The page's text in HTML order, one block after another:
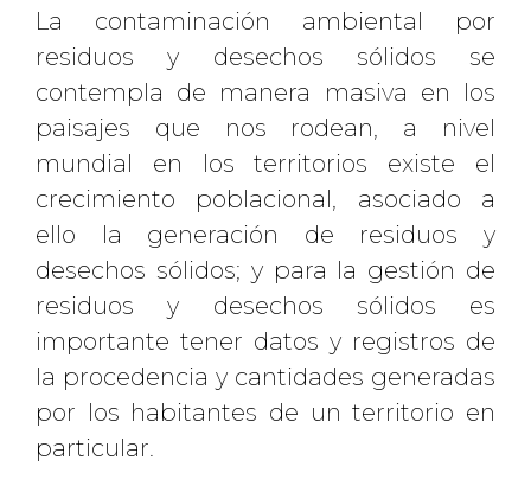
La contaminación ambiental por
residuos y desechos sólidos se
contempla de manera masiva en los
paisajes que nos rodean, a nivel
mundial en los territorios existe el
crecimiento poblacional, asociado a
ello la generación de residuos y
desechos sólidos; y para la gestión de
residuos y desechos sólidos es
importante tener datos y registros de
la procedencia y cantidades generadas
por los habitantes de un territorio en
particular.